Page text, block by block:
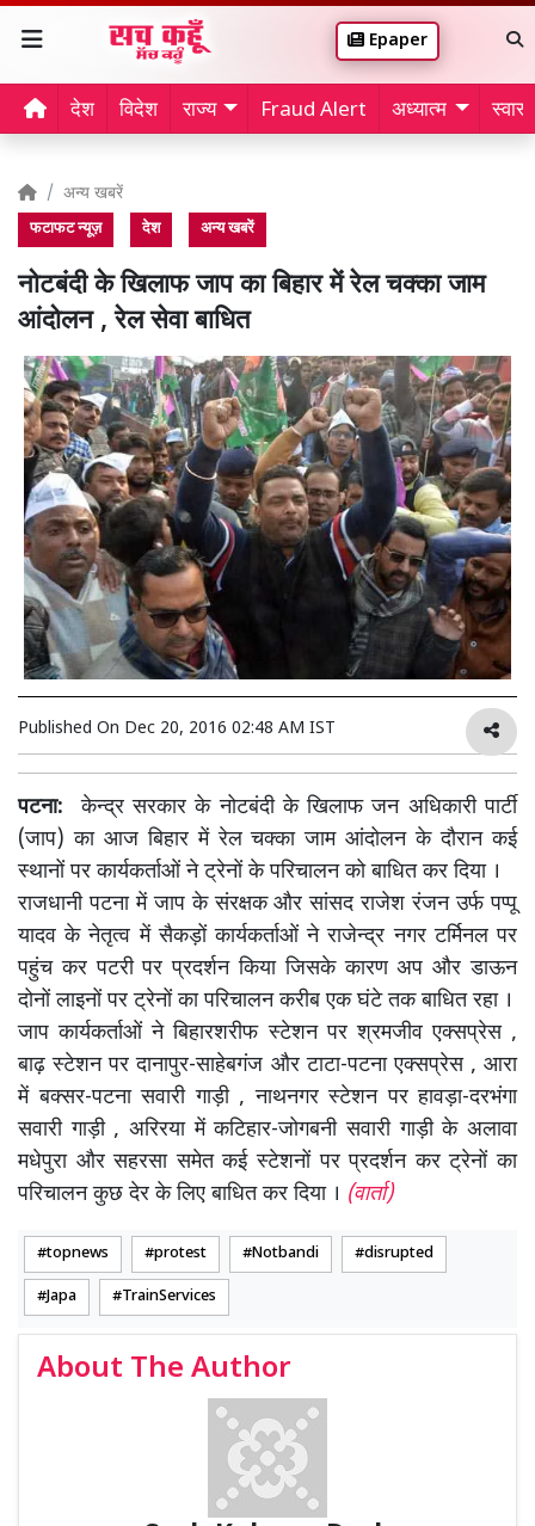
Epaper
देश विदेश राज्य Fraud Alert अध्यात्म
अन्य खबरें
फटाफट न्यूज़ देश अन्य खबरें
नोटबंदी के खिलाफ जाप का बिहार में रेल चक्का जाम
आंदोलन , रेल सेवा बाधित
Published On Dec 20, 2016 02:48 AM IST
पटना: केन्द्र सरकार के नोटबंदी के खिलाफ जन अधिकारी पार्टी
(जाप) का आज बिहार में रेल चक्का जाम आंदोलन के दौरान कई
स्थानों पर कार्यकर्ताओं ने ट्रेनों के परिचालन को बाधित कर दिया ।
राजधानी पटना में जाप के संरक्षक और सांसद राजेश रंजन उर्फ पप्पू
यादव के नेतृत्व में सैकड़ों कार्यकर्ताओं ने राजेन्द्र नगर टर्मिनल पर
पहुंच कर पटरी पर प्रदर्शन किया जिसके कारण अप और डाऊन
दोनों लाइनों पर ट्रेनों का परिचालन करीब एक घंटे तक बाधित रहा ।
जाप कार्यकर्ताओं ने बिहारशरीफ स्टेशन पर श्रमजीव एक्सप्रेस ,
बाढ़ स्टेशन पर दानापुर-साहेबगंज और टाटा-पटना एक्सप्रेस , आरा
में बक्सर-पटना सवारी गाड़ी , नाथनगर स्टेशन पर हावड़ा-दरभंगा
सवारी गाड़ी , अरिरया में कटिहार-जोगबनी सवारी गाड़ी के अलावा
मधेपुरा और सहरसा समेत कई स्टेशनों पर प्रदर्शन कर ट्रेनों का
परिचालन कुछ देर के लिए बाधित कर दिया । (वार्ता)
topnews protest Notbandi disrupted
Japa TrainServices
About The Author